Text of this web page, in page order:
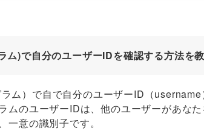
)で自分のユーザーIDを確認する方法を教
ム）で自で自分のユーザーID（
ムのユーザーIDは、他のユーザーがあな
一意の識別子です。